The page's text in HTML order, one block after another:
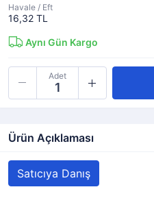
Havale / Eft
16,32 TL
Aynı Gün Kargo
Adet
Ürün Açıklaması
Satıcıya Danış